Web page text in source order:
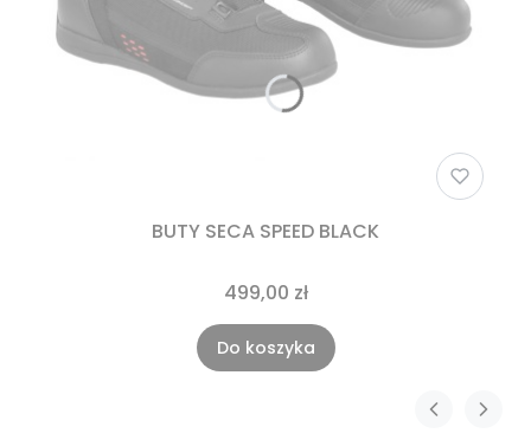
BUTY SECA SPEED BLACK
499,00 zł
Do koszyka